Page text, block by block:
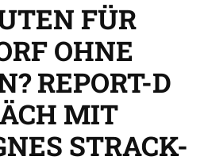
FÜR
OHNE
REPORT-D
MIT
STRACK-